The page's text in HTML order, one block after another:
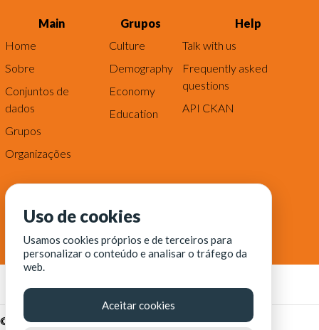
Main
Home
Sobre
Conjuntos de
dados
Grupos
Organizações
Grupos
Culture
Demography
Economy
Education
Help
Talk with us
Frequently asked
questions
API CKAN
© Fortaleza Digital || CITINOVA - Fundação de Ciência,
Uso de cookies
Usamos cookies próprios e de terceiros para
personalizar o conteúdo e analisar o tráfego da
web.
Aceitar cookies